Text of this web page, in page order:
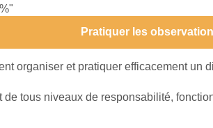
Pratiquer les
organiser et pratiquer efficacement un
de tous niveaux de responsabilité,